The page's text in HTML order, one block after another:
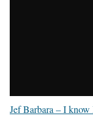
Jef Barbara – I know